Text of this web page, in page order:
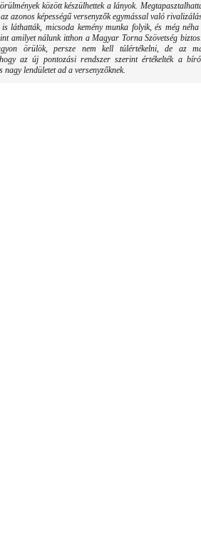
között készülhettek a lányok.
azonos képességű versenyzők egymással való
láthatták, micsoda kemény munka folyik, és még
amilyet nálunk itthon a Magyar Torna Szövetség
örülök, persze nem kell túlértékelni, de az
az új pontozási rendszer szerint értékelték a
nagy lendületet ad a versenyzőknek.